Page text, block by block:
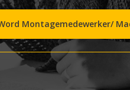
Montagemedewerker/